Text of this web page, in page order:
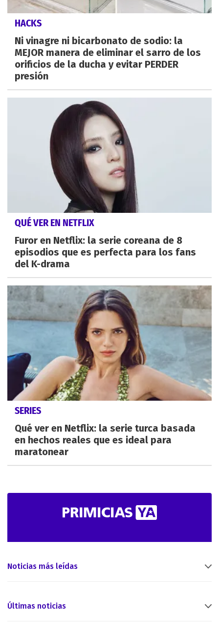
HACKS
Ni vinagre ni bicarbonato de sodio: la
MEJOR manera de eliminar el sarro de los
orificios de la ducha y evitar PERDER
presión
QUÉ VER EN NETFLIX
Furor en Netflix: la serie coreana de 8
episodios que es perfecta para los fans
del K-drama
SERIES
Qué ver en Netflix: la serie turca basada
en hechos reales que es ideal para
maratonear
Noticias más leídas
Últimas noticias